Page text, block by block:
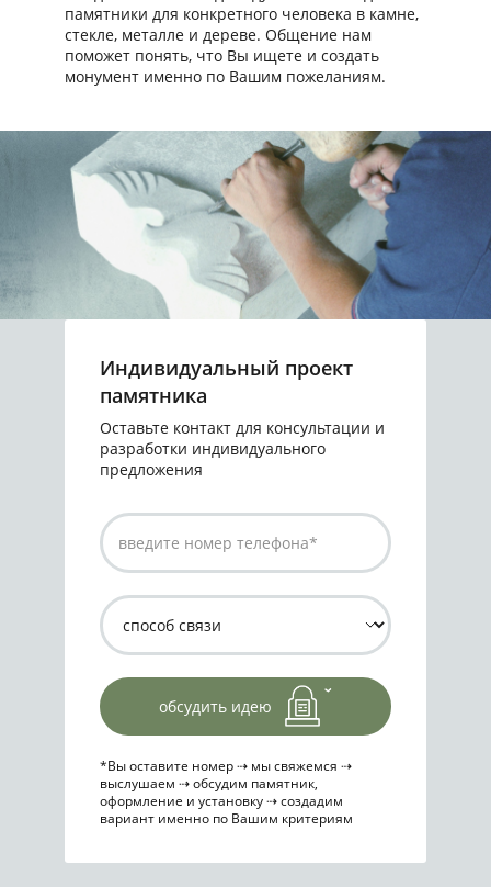
памятники для конкретного человека в камне,
стекле, металле и дереве. Общение нам
поможет понять, что Вы ищете и создать
монумент именно по Вашим пожеланиям.
Индивидуальный проект
памятника
Оставьте контакт для консультации и
разработки индивидуального
предложения
обсудить идею
*Вы оставите номер ⇢ мы свяжемся ⇢
выслушаем ⇢ обсудим памятник,
оформление и установку ⇢ создадим
вариант именно по Вашим критериям